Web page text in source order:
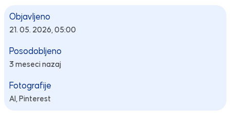
Objavljeno
21. 05. 2026, 05:00
Posodobljeno
3 meseci nazaj
Fotografije
AI, Pinterest